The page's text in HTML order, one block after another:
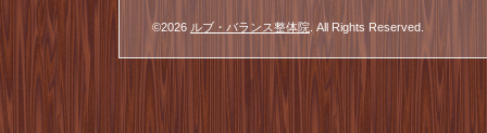
©2026 ルブ・バランス整体院 . All Rights Reserved.